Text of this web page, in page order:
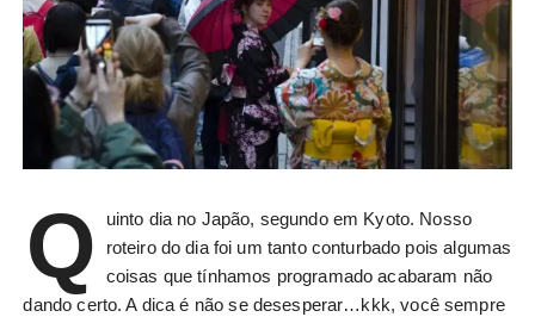
Q
uinto dia no Japão, segundo em Kyoto. Nosso
roteiro do dia foi um tanto conturbado pois algumas
coisas que tínhamos programado acabaram não
dando certo. A dica é não se desesperar…kkk, você sempre